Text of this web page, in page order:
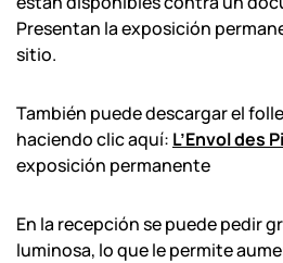
Presentan la exposición
sitio.
También puede descargar el
haciendo clic aquí: L’Envol des
exposición permanente
En la recepción se puede pedir
luminosa, lo que le permite